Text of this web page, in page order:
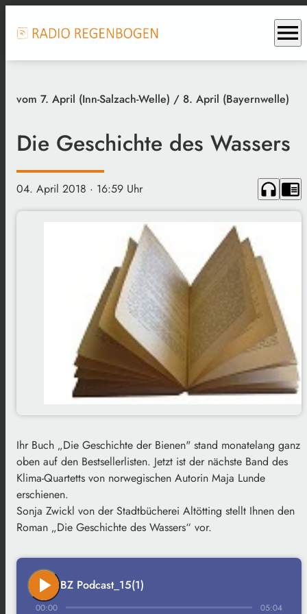
menu
vom 7. April (Inn-Salzach-Welle) / 8. April (Bayernwelle)
Die Geschichte des Wassers
04. April 2018 · 16:59 Uhr headphones chrome_reader_mode
Ihr Buch „Die Geschichte der Bienen" stand monatelang ganz
oben auf den Bestsellerlisten. Jetzt ist der nächste Band des
Klima-Quartetts von norwegischen Autorin Maja Lunde
erschienen.
Sonja Zwickl von der Stadtbücherei Altötting stellt Ihnen den
Roman „Die Geschichte des Wassers“ vor.
play_arrow BZ Podcast_15(1)
00:00 05:04